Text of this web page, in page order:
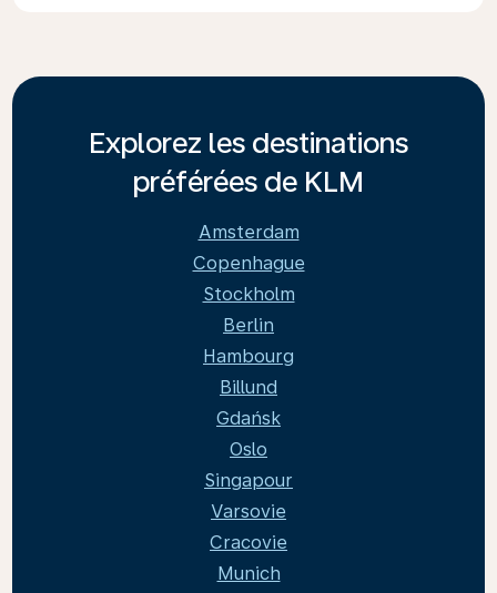
Explorez les destinations
préférées de KLM
Amsterdam
Copenhague
Stockholm
Berlin
Hambourg
Billund
Gdańsk
Oslo
Singapour
Varsovie
Cracovie
Munich